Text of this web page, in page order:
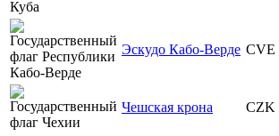
Эскудо Кабо-Верде CVE
Чешская крона CZK